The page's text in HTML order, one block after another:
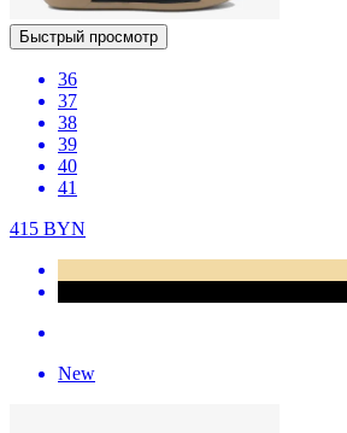
Быстрый просмотр
36
37
38
39
40
41
415 BYN
New